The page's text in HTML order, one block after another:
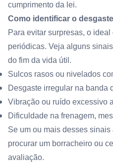
cumprimento da lei.
Como identificar o
Para evitar surpresas, o
periódicas. Veja alguns
do fim da vida útil.
Sulcos rasos ou nivelados
Desgaste irregular na banda
Vibração ou ruído excessivo
Dificuldade na frenagem,
Se um ou mais desses
procurar um borracheiro ou
avaliação.